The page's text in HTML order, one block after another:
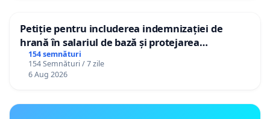
Petiție pentru includerea indemnizației de
hrană în salariul de bază și protejarea
gradațiilor de vechime pentru asistenții
personali
154 semnături
154 Semnături / 7 zile
6 Aug 2026